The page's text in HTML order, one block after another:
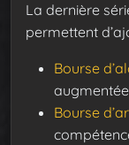
La dernière
permettent
Bourse
Bourse